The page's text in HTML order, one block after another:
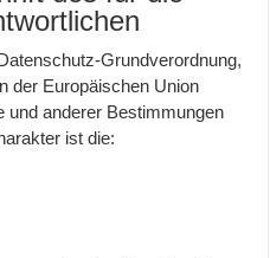
Grundverordnung,
der Europäischen Union
und anderer Bestimmungen
ist die: